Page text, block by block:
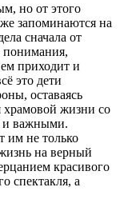
но от этого
запоминаются на
сначала от
понимания,
приходит и
это дети
оставаясь
жизни со
и важными.
им не только
на верный
красивого
спектакля, а